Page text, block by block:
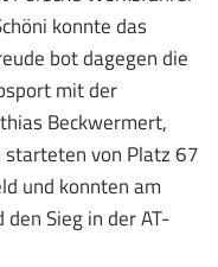
konnte das
bot dagegen die
mit der
Beckwermert,
starteten von Platz 67
und konnten am
Sieg in der AT-